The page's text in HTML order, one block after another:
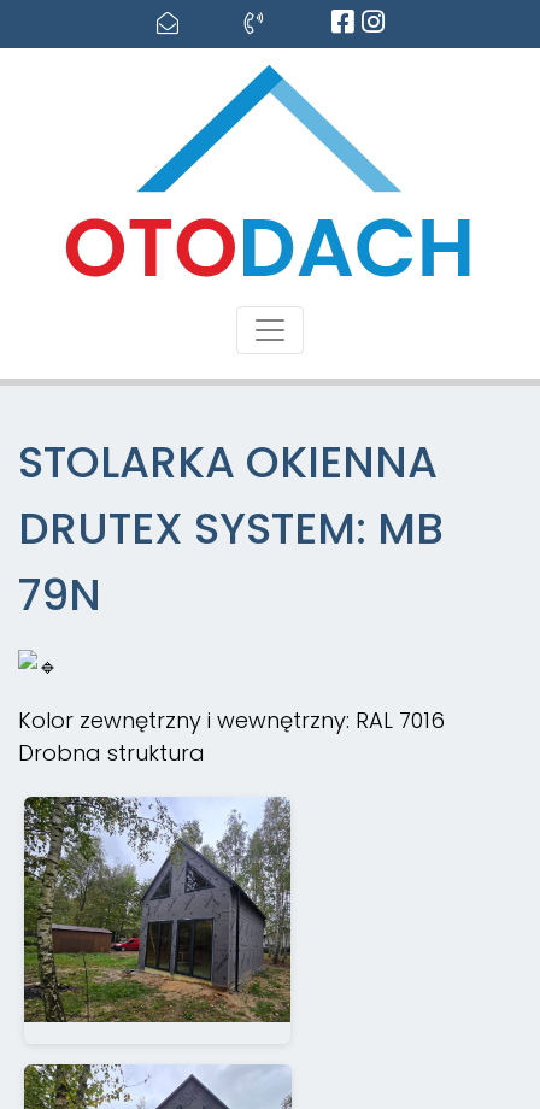
STOLARKA OKIENNA
DRUTEX SYSTEM: MB
79N
Kolor zewnętrzny i wewnętrzny: RAL 7016
Drobna struktura